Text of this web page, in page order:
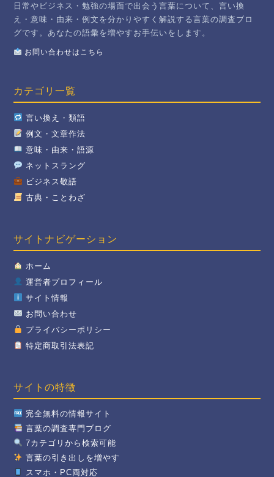
日常やビジネス・勉強の場面で出会う言葉について、言い換
え・意味・由来・例文を分かりやすく解説する言葉の調査ブロ
グです。あなたの語彙を増やすお手伝いをします。
お問い合わせはこちら
カテゴリ一覧
言い換え・類語
例文・文章作法
意味・由来・語源
ネットスラング
ビジネス敬語
古典・ことわざ
サイトナビゲーション
ホーム
運営者プロフィール
サイト情報
お問い合わせ
プライバシーポリシー
特定商取引法表記
サイトの特徴
完全無料の情報サイト
言葉の調査専門ブログ
7カテゴリから検索可能
言葉の引き出しを増やす
スマホ・PC両対応